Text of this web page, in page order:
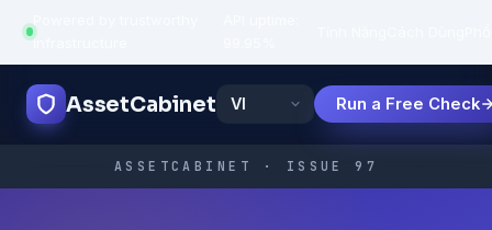
infrastructure
AssetCabinet Run a Free Check
ASSETCABINET · ISSUE 97